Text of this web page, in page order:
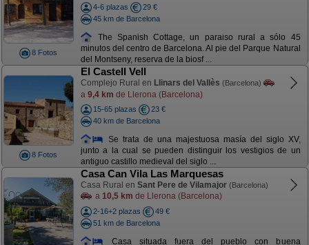
8 Fotos
4-6 plazas
29 €
45 km de Barcelona
The Spanish Cottage, un paraiso rural a sólo 45
minutos del centro de Barcelona. Al pie del Parque Natural
del Montseny, reserva de la biosf ...
8 Fotos
El Castell Vell
Complejo Rural en Llinars del Vallès (Barcelona)
a 9,4 km de Llerona (Barcelona)
15-65 plazas
23 €
40 km de Barcelona
Se trata de una majestuosa masía del siglo XV,
junto a la cual se pueden distinguir los vestigios de un
antiguo castillo medieval del siglo ...
Casa Can Vila Las Marquesas
Casa Rural en Sant Pere de Vilamajor (Barcelona)
a 10,5 km de Llerona (Barcelona)
2-16+2 plazas
49 €
51 km de Barcelona
Casa situada fuera del pueblo con buena